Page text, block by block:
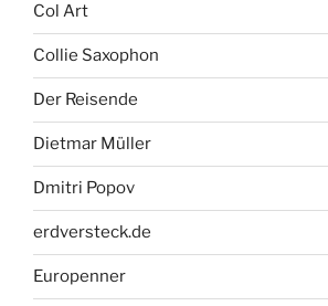
Col Art
Collie Saxophon
Der Reisende
Dietmar Müller
Dmitri Popov
erdversteck.de
Europenner